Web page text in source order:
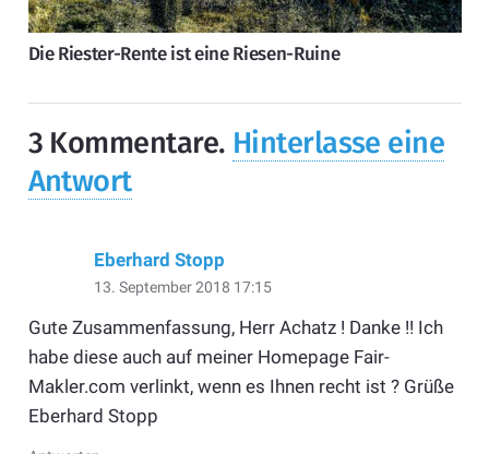
Die Riester-Rente ist eine Riesen-Ruine
3 Kommentare. Hinterlasse eine
Antwort
Eberhard Stopp
13. September 2018 17:15
Gute Zusammenfassung, Herr Achatz ! Danke !! Ich
habe diese auch auf meiner Homepage Fair-
Makler.com verlinkt, wenn es Ihnen recht ist ? Grüße
Eberhard Stopp